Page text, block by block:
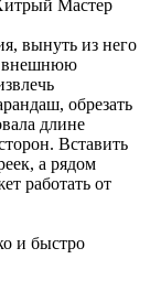
Мастер
вынуть из него
внешнюю
обрезать
длине
Вставить
а рядом
работать от
и быстро